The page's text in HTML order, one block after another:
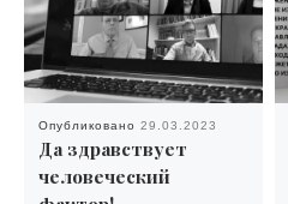
Опубликовано 29.03.2023
Да здравствует
человеческий